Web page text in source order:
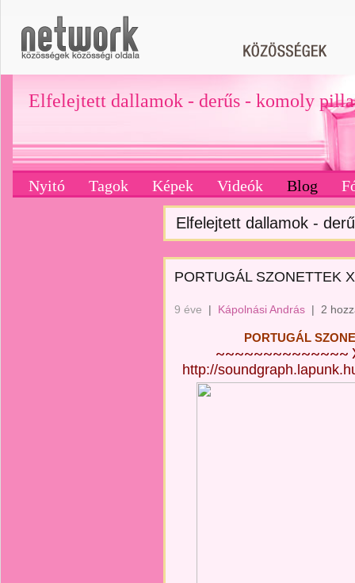
Elfelejtett dallamok - derűs - komoly
Nyitó Tagok Képek Videók Blog
Elfelejtett dallamok -
PORTUGÁL SZONETTEK
9 éve | Kápolnási András | 2
PORTUGÁL
~~~~~~~~~~~~~~
http://